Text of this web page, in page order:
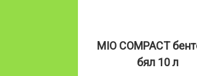
MIO COMPACT бентонит
бял 10 л